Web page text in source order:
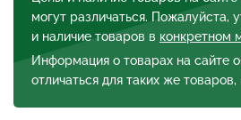
могут различаться. Пожалуйста,
и наличие товаров в конкретном
Информация о товарах на сайте
отличаться для таких же